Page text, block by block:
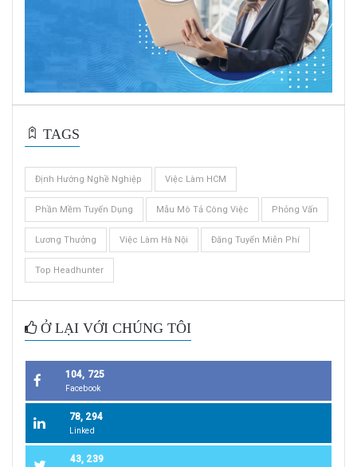
TAGS
Định Hướng Nghề Nghiệp Việc Làm HCM
Phần Mềm Tuyển Dụng Mẫu Mô Tả Công Việc Phỏng Vấn
Lương Thưởng Việc Làm Hà Nội Đăng Tuyển Miễn Phí
Top Headhunter
Ở LẠI VỚI CHÚNG TÔI
104, 725
Facebook
78, 294
Linked
43, 239